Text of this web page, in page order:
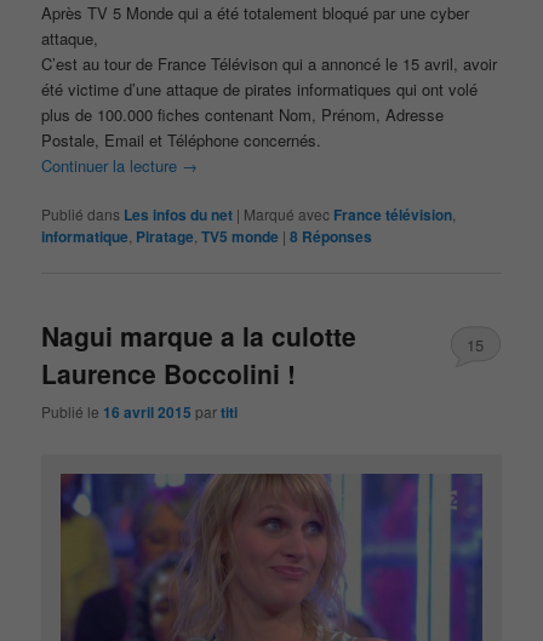
Après TV 5 Monde qui a été totalement bloqué par une cyber
attaque,
C’est au tour de France Télévison qui a annoncé le 15 avril, avoir
été victime d’une attaque de pirates informatiques qui ont volé
plus de 100.000 fiches contenant Nom, Prénom, Adresse
Postale, Email et Téléphone concernés.
Continuer la lecture →
Publié dans Les infos du net | Marqué avec France télévision
informatique Piratage ,TV5 monde |8 Réponses
Nagui marque a la culotte
Laurence Boccolini !
Publié le 16 avril 2015 partiti
15